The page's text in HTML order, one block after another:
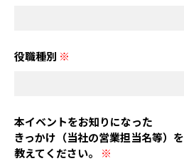
役職種別 ※
本イベントをお知りになった
きっかけ（当社の営業担当名等）を
教えてください。 ※